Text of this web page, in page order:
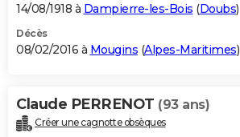
14/08/1918 à Dampierre-les-Bois (Doubs)
Décès
08/02/2016 à Mougins (Alpes-Maritimes)
Claude PERRENOT (93 ans)
Créer une cagnotte obsèques